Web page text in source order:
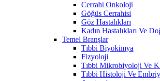
Cerrahi Onkoloji
Göğüs Cerrahisi
Göz Hastalıkları
Kadın Hastalıkları Ve
Temel Branşlar
Tıbbi Biyokimya
Fizyoloji
Tıbbi Mikrobiyoloji Ve
Tıbbi Histoloji Ve